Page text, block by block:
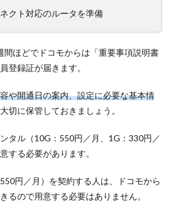
クト対応のルータを準備
間ほどでドコモからは「重要事項説明書
登録証が届きます。
や開通日の案内、設定に必要な基本情
切に保管しておきましょう。
タル（10G：550円／月、1G：330円／
する必要があります。
円／月）を契約する人は、ドコモから
るので用意する必要はありません。